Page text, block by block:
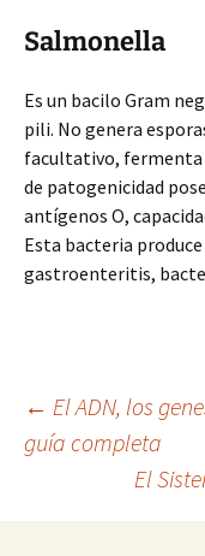
Salmonella
Es un bacilo Gram
pili. No genera
facultativo, fermenta
de patogenicidad
antígenos O,
Esta bacteria
gastroenteritis,
← El ADN, los
guía completa
El